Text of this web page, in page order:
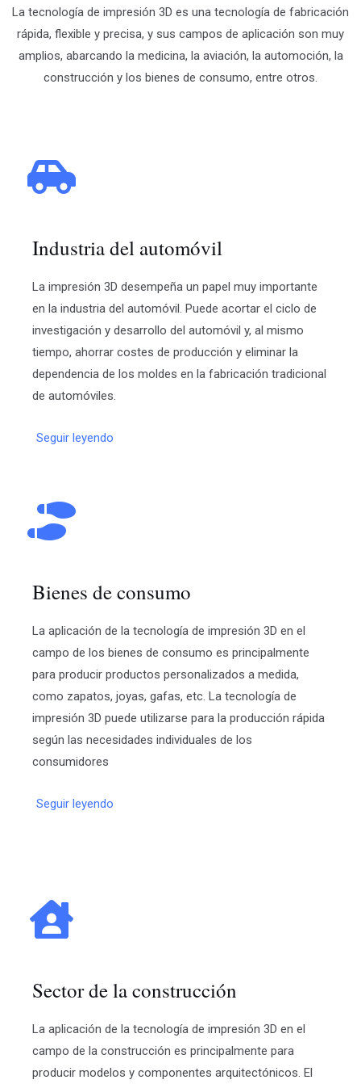
La tecnología de impresión 3D es una tecnología de fabricación
rápida, flexible y precisa, y sus campos de aplicación son muy
amplios, abarcando la medicina, la aviación, la automoción, la
construcción y los bienes de consumo, entre otros.
Industria del automóvil
La impresión 3D desempeña un papel muy importante
en la industria del automóvil. Puede acortar el ciclo de
investigación y desarrollo del automóvil y, al mismo
tiempo, ahorrar costes de producción y eliminar la
dependencia de los moldes en la fabricación tradicional
de automóviles.
Seguir leyendo
Bienes de consumo
La aplicación de la tecnología de impresión 3D en el
campo de los bienes de consumo es principalmente
para producir productos personalizados a medida,
como zapatos, joyas, gafas, etc. La tecnología de
impresión 3D puede utilizarse para la producción rápida
según las necesidades individuales de los
consumidores
Seguir leyendo
Sector de la construcción
La aplicación de la tecnología de impresión 3D en el
campo de la construcción es principalmente para
producir modelos y componentes arquitectónicos. El